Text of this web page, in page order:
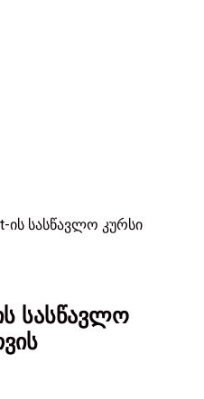
ის სასწავლო კურსი
სასწავლო